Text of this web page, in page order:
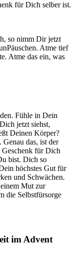
für Dich selber ist.
so nimm Dir jetzt
Atme tief
Atme das ein, was
Fühle in Dein
jetzt siehst,
Deinen Körper?
das, ist der
für Dich
bist. Dich so
höchstes Gut für
und Schwächen.
Mut zur
die Selbstfürsorge
im Advent